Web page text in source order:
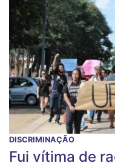
DISCRIMINAÇÃO
Fui vítima de